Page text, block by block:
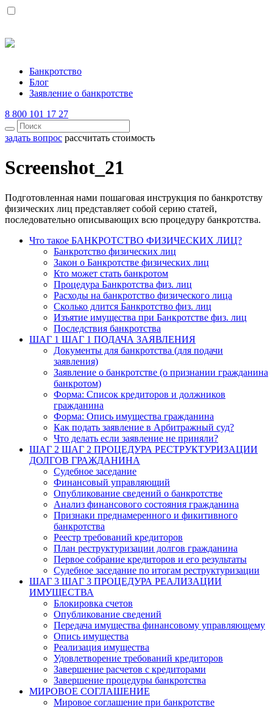
Банкротство
Блог
Заявление о банкротстве
8 800 101 17 27
задать вопрос рассчитать стоимость
Screenshot_21
Подготовленная нами пошаговая инструкция по банкротству
физических лиц представляет собой серию статей,
последовательно описывающих всю процедуру банкротства.
Что такое БАНКРОТСТВО ФИЗИЧЕСКИХ ЛИЦ?
Банкротство физических лиц
Закон о Банкротстве физических лиц
Кто может стать банкротом
Процедура Банкротства физ. лиц
Расходы на банкротство физического лица
Сколько длится Банкротство физ. лиц
Изъятие имущества при Банкротстве физ. лиц
Последствия банкротства
ШАГ 1 ШАГ 1 ПОДАЧА ЗАЯВЛЕНИЯ
Документы для банкротства (для подачи
заявления)
Заявление о банкротстве (о признании гражданина
банкротом)
Форма: Список кредиторов и должников
гражданина
Форма: Опись имущества гражданина
Как подать заявление в Арбитражный суд?
Что делать если заявление не приняли?
ШАГ 2 ШАГ 2 ПРОЦЕДУРА РЕСТРУКТУРИЗАЦИИ
ДОЛГОВ ГРАЖДАНИНА
Судебное заседание
Финансовый управляющий
Опубликование сведений о банкротстве
Анализ финансового состояния гражданина
Признаки преднамеренного и фикитивного
банкротства
Реестр требований кредиторов
План реструктуризации долгов гражданина
Первое собрание кредиторов и его результаты
Судебное заседание по итогам реструктуризации
ШАГ 3 ШАГ 3 ПРОЦЕДУРА РЕАЛИЗАЦИИ
ИМУЩЕСТВА
Блокировка счетов
Опубликование сведений
Передача имущества финансовому управляющему
Опись имущества
Реализация имущества
Удовлетворение требований кредиторов
Завершение расчетов с кредиторами
Завершение процедуры банкротства
МИРОВОЕ СОГЛАШЕНИЕ
Мировое соглашение при банкротстве